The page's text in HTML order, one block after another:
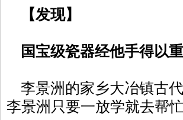
【发现】
国宝级瓷器经他手得以
李景洲的家乡大冶镇古
李景洲只要一放学就去帮